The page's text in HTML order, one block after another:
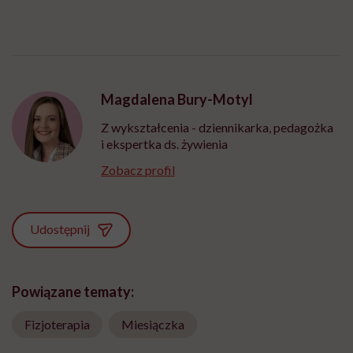
Magdalena Bury-Motyl
Z wykształcenia - dziennikarka, pedagożka
i ekspertka ds. żywienia
Zobacz profil
Udostępnij
Powiązane tematy:
Fizjoterapia Miesiączka